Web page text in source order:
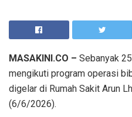
MASAKINI.CO – Sebanyak
mengikuti program operasi
digelar di Rumah Sakit Arun
(6/6/2026).